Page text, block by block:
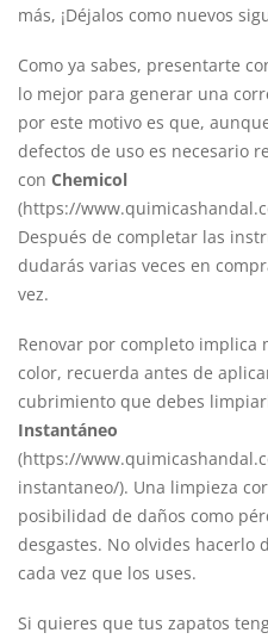
más, ¡Déjalos como nuevos
Como ya sabes, presentarte
lo mejor para generar una
por este motivo es que,
defectos de uso es necesario
con Chemicol
(https://
Después de completar las
dudarás varias veces en
vez.
Renovar por completo implica
color, recuerda antes de
cubrimiento que debes
Instantáneo
(https://
instantaneo/). Una limpieza
posibilidad de daños como
desgastes. No olvides hacerlo
cada vez que los uses.
Si quieres que tus zapatos